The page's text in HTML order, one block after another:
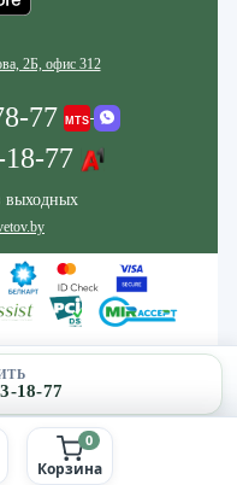
18-77
Корзина
0
2Б, офис 312
77
77
выходных